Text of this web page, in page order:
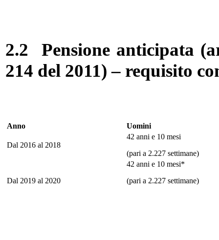
2.2 Pensione anticipata
214 del 2011) – requisito
Anno Uomini
Dal 2016 al 2018
42 anni e 10 mesi
(pari a 2.227 settimane)
Dal 2019 al 2020
42 anni e 10 mesi*
(pari a 2.227 settimane)